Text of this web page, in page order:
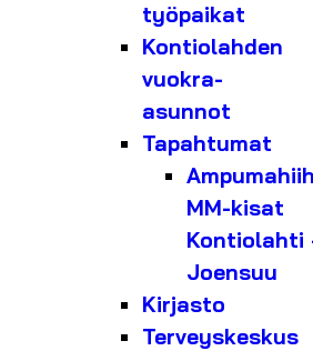
työpaikat
Kontiolahden
vuokra-
asunnot
Tapahtumat
MM-kisat
Kontiolahti
Joensuu
Kirjasto
Terveyskeskus